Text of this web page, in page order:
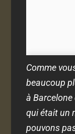
Comme
beaucoup
à Barcelone
qui était un
pouvons